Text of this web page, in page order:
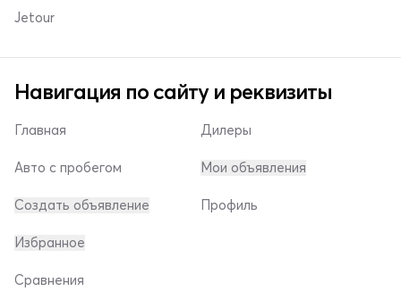
Jetour
Навигация по сайту и реквизиты
Главная
Авто с пробегом
Создать объявление
Дилеры
Мои объявления
Профиль
Избранное
Сравнения